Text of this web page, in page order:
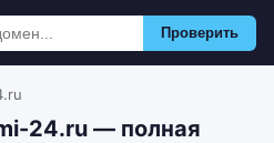
Проверить
24.ru — полная